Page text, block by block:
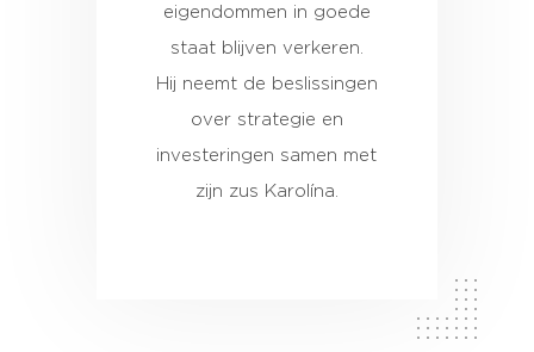
eigendommen in goede
staat blijven verkeren.
Hij neemt de beslissingen
over strategie en
investeringen samen met
zijn zus Karolína.